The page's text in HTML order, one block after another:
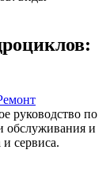
руководство по
обслуживания и
сервиса.